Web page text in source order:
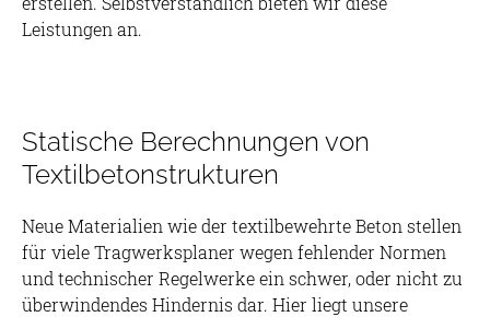
Leistungen an.
Statische Berechnungen von
Textilbetonstrukturen
Neue Materialien wie der textilbewehrte Beton stellen
für viele Tragwerksplaner wegen fehlender Normen
und technischer Regelwerke ein schwer, oder nicht zu
überwindendes Hindernis dar. Hier liegt unsere